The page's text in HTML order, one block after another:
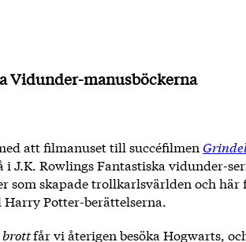
Vidunder-manusböckerna
att filmanuset till succéfilmen
i J.K. Rowlings Fantastiska vidunder-
som skapade trollkarlsvärlden och här
Potter-berättelserna.
brottfår vi återigen besöka Hogwarts,